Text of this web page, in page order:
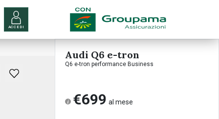
ACCEDI
Audi Q6 e-tron
Q6 e-tron performance Business
€699 al mese